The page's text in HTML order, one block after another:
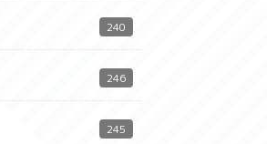
240
246
245